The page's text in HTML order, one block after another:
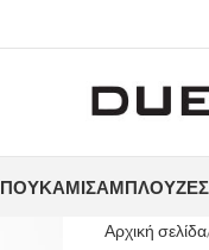
ΠΟΥΚΆΜΙΣΑΜΠΛΟΎΖΕΣ
Αρχική σελίδα